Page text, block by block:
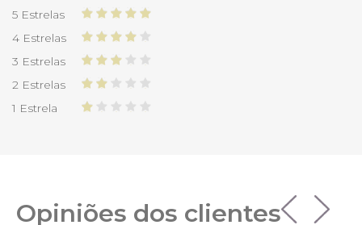
5 Estrelas
4 Estrelas
3 Estrelas
2 Estrelas
1 Estrela
Opiniões dos clientes